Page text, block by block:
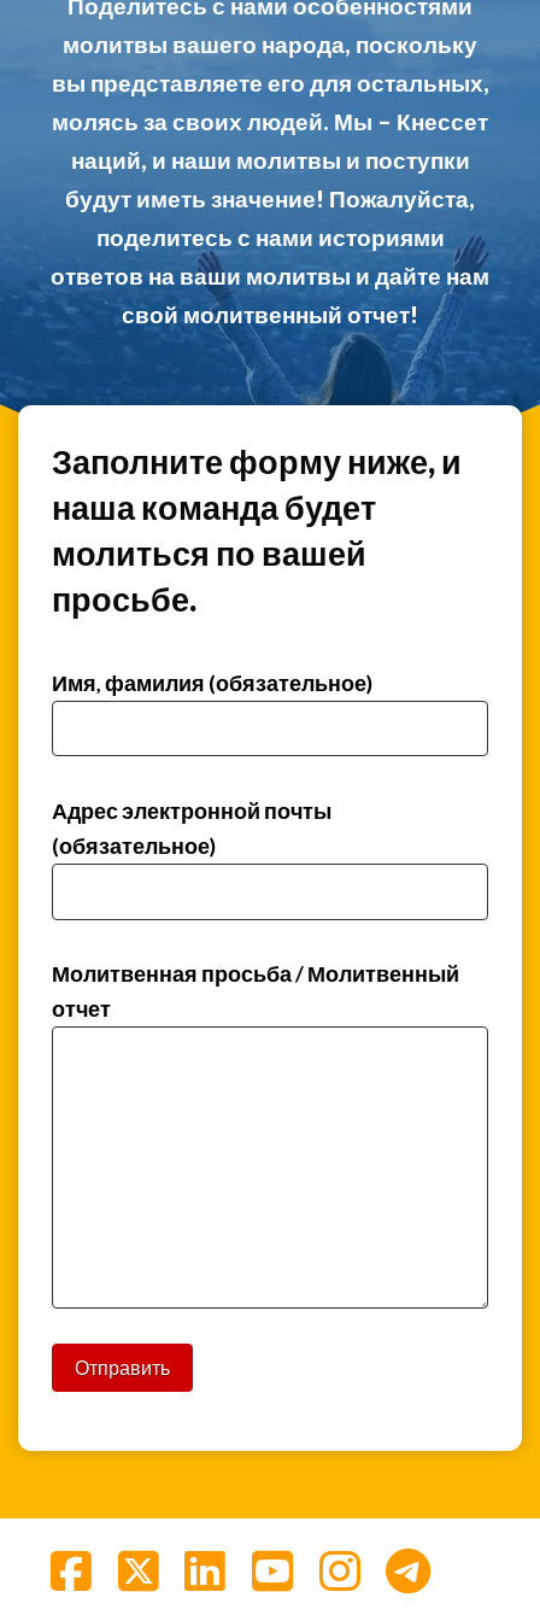
молитвы вашего народа, поскольку
вы представляете его для остальных,
молясь за своих людей. Мы – Кнессет
наций, и наши молитвы и поступки
будут иметь значение! Пожалуйста,
поделитесь с нами историями
ответов на ваши молитвы и дайте нам
свой молитвенный отчет!
Заполните форму ниже, и
наша команда будет
молиться по вашей
просьбе.
Имя, фамилия (обязательное)
Адрес электронной почты
(обязательное)
Молитвенная просьба / Молитвенный
отчет